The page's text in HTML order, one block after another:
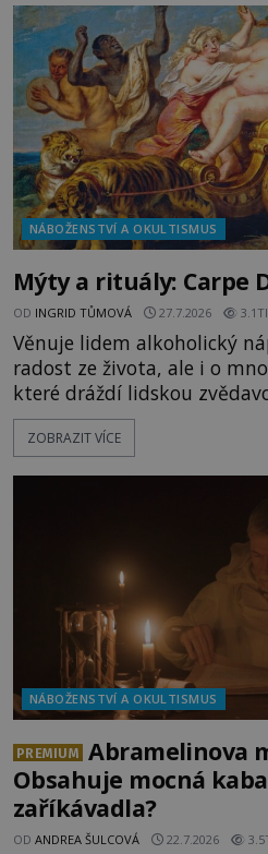
vyplouváme,“ sdělí jim.
kapitáne?“ zeptá se ho
NÁBOŽENSTVÍ A OKULTISMUS
Mýty a rituály: Carpe
OD INGRID TŮMOVÁ 27.7.2026
Věnuje lidem alkoholický
radost ze života, ale i o
které dráždí lidskou
doopravdy představuje
Bakchus? Mytologický příběh řeckého boha
ZOBRAZIT VÍCE
NÁBOŽENSTVÍ A OKULTISMUS
PREMIUM
Abramelinova
Obsahuje mocná
zaříkávadla?
OD ANDREA ŠULCOVÁ 22.7.2026